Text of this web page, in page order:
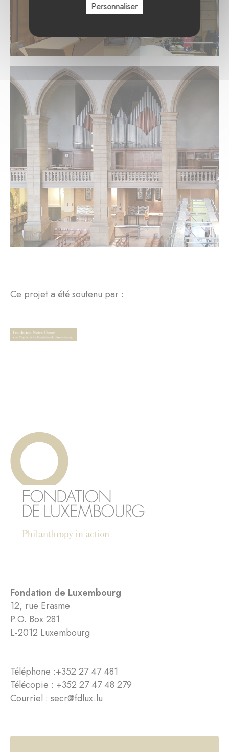
Ce projet a été soutenu par :
Fondation de Luxembourg
12, rue Erasme
P.O. Box 281
L-2012 Luxembourg
Téléphone :+352 27 47 481
Télécopie : +352 27 47 48 279
Courriel : secr@fdlux.lu
Personnaliser